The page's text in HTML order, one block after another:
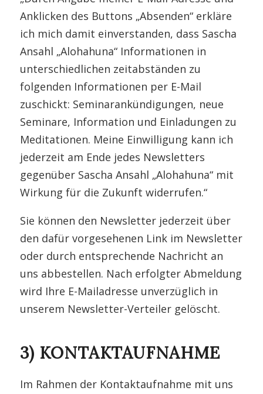
Anklicken des Buttons „Absenden“ erkläre
ich mich damit einverstanden, dass Sascha
Ansahl „Alohahuna“ Informationen in
unterschiedlichen zeitabständen zu
folgenden Informationen per E-Mail
zuschickt: Seminarankündigungen, neue
Seminare, Information und Einladungen zu
Meditationen. Meine Einwilligung kann ich
jederzeit am Ende jedes Newsletters
gegenüber Sascha Ansahl „Alohahuna“ mit
Wirkung für die Zukunft widerrufen.“
Sie können den Newsletter jederzeit über
den dafür vorgesehenen Link im Newsletter
oder durch entsprechende Nachricht an
uns abbestellen. Nach erfolgter Abmeldung
wird Ihre E-Mailadresse unverzüglich in
unserem Newsletter-Verteiler gelöscht.
3) KONTAKTAUFNAHME
Im Rahmen der Kontaktaufnahme mit uns